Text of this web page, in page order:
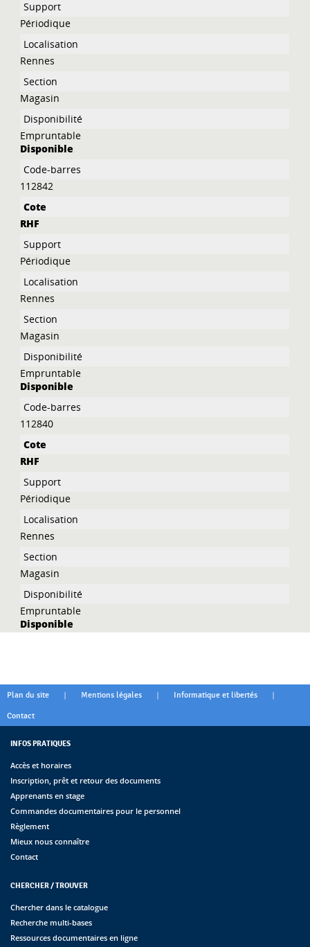
Périodique
Rennes
Magasin
Empruntable
Disponible
112842
RHF
Périodique
Rennes
Magasin
Empruntable
Disponible
112840
RHF
Périodique
Rennes
Magasin
Empruntable
Disponible
Plan du site | Mentions légales | Informatique et libertés |
Contact
INFOS PRATIQUES
Accès et horaires
Inscription, prêt et retour des documents
Apprenants en stage
Commandes documentaires pour le personnel
Règlement
Mieux nous connaître
Contact
CHERCHER / TROUVER
Chercher dans le catalogue
Recherche multi-bases
Ressources documentaires en ligne